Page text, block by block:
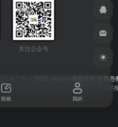
关注公众号
© 2026 simj.cn 版权所有 仿冒必
》及授权作者保护，数据侵权严重者将
投稿 我的